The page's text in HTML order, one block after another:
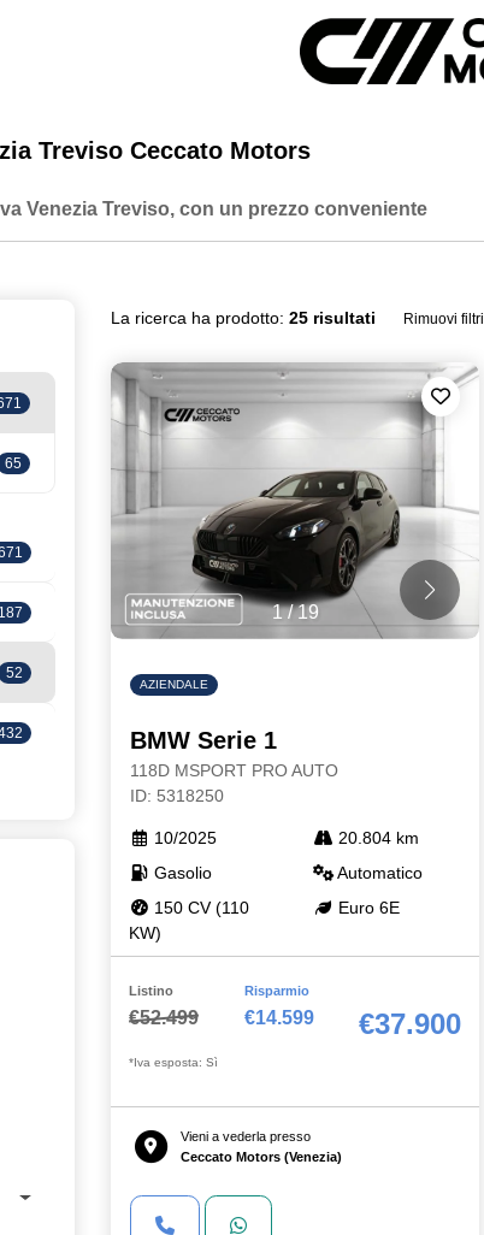
Treviso Ceccato Motors
Venezia Treviso, con un prezzo conveniente
65
187
52
La ricerca ha prodotto: 25 risultati Rimuovi filtri
1/19
AZIENDALE
BMW Serie 1
118D MSPORT PRO AUTO
ID: 5318250
10/2025
20.804 km
Gasolio
Automatico
150 CV (110
KW)
Euro 6E
Listino
€52.499
Risparmio
€14.599 €37.900
*Iva esposta: Sì
Vieni a vederla presso
Ceccato Motors (Venezia)